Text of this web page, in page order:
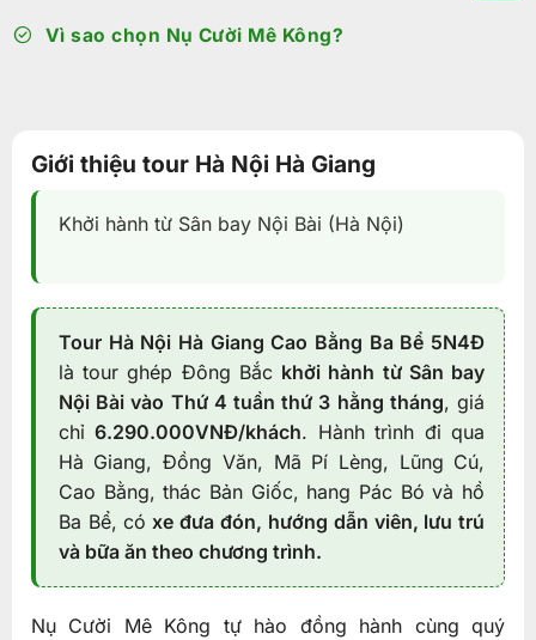
Vì sao chọn Nụ Cười Mê Kông?
Giới thiệu tour Hà Nội Hà Giang
Khởi hành từ Sân bay Nội Bài (Hà Nội)
Tour Hà Nội Hà Giang Cao Bằng Ba Bể 5N4Đ
là tour ghép Đông Bắc khởi hành từ Sân bay
Nội Bài vào Thứ 4 tuần thứ 3 hằng tháng, giá
chỉ6.290.000VNĐ/khách. Hành trình đi qua
Hà Giang, Đồng Văn, Mã Pí Lèng, Lũng Cú,
Cao Bằng, thác Bản Giốc, hang Pác Bó và hồ
Ba Bể, có xe đưa đón, hướng dẫn viên, lưu trú
và bữa ăn theo chương trình.
Nụ Cười Mê Kông tự hào đồng hành cùng quý